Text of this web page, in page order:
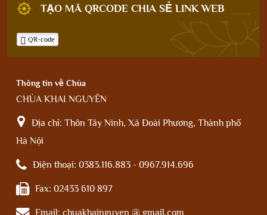
TẠO MÃ QRCODE CHIA SẺ LINK WEB
QR-code
Thông tin về Chùa
CHÙA KHAI NGUYÊN
Địa chỉ: Thôn Tây Ninh, Xã Đoài Phương, Thành phố
Hà Nội
Điện thoại: 0383.116.883 - 0967.914.696
Fax: 02433 610 897
Email: chuakhainguyen @ gmail.com